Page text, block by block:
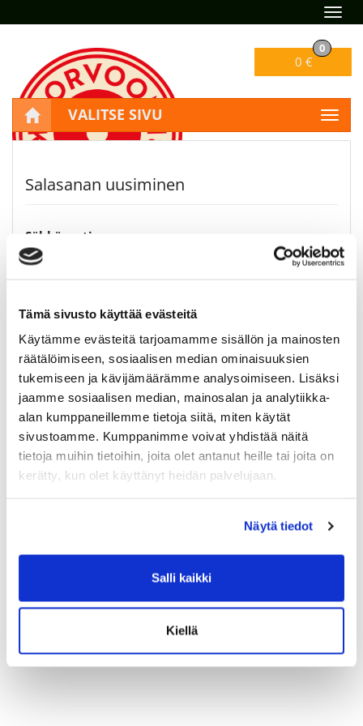
Tämä sivusto käyttää evästeitä
Käytämme evästeitä tarjoamamme sisällön ja mainosten
räätälöimiseen, sosiaalisen median ominaisuuksien
tukemiseen ja kävijämäärämme analysoimiseen. Lisäksi
jaamme sosiaalisen median, mainosalan ja analytiikka-
alan kumppaneillemme tietoja siitä, miten käytät
sivustoamme. Kumppanimme voivat yhdistää näitä
tietoja muihin tietoihin, joita olet antanut heille tai joita on
kerätty, kun olet käyttänyt heidän palvelujaan.
Näytä tiedot
Salli kaikki
Kiellä
0 €
0
VALITSE SIVU
Salasanan uusiminen
Sähköposti:
Ohjeet
Syöttäkää sähköpostiosoitteenne. Tulette saamaan
linkin salasanan vaihtamiseen sähköpostitse.